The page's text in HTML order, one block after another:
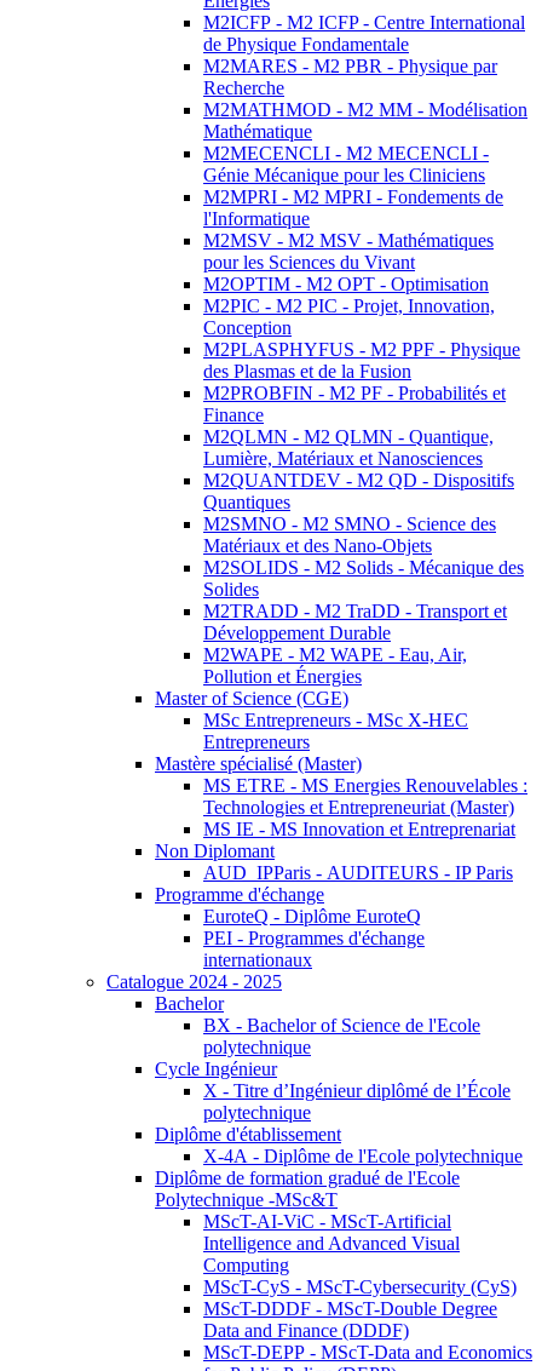
M2ICFP - M2 ICFP - Centre International
de Physique Fondamentale
M2MARES - M2 PBR - Physique par
Recherche
M2MATHMOD - M2 MM - Modélisation
Mathématique
M2MECENCLI - M2 MECENCLI -
Génie Mécanique pour les Cliniciens
M2MPRI - M2 MPRI - Fondements de
l'Informatique
M2MSV - M2 MSV - Mathématiques
pour les Sciences du Vivant
M2OPTIM - M2 OPT - Optimisation
M2PIC - M2 PIC - Projet, Innovation,
Conception
M2PLASPHYFUS - M2 PPF - Physique
des Plasmas et de la Fusion
M2PROBFIN - M2 PF - Probabilités et
Finance
M2QLMN - M2 QLMN - Quantique,
Lumière, Matériaux et Nanosciences
M2QUANTDEV - M2 QD - Dispositifs
Quantiques
M2SMNO - M2 SMNO - Science des
Matériaux et des Nano-Objets
M2SOLIDS - M2 Solids - Mécanique des
Solides
M2TRADD - M2 TraDD - Transport et
Développement Durable
M2WAPE - M2 WAPE - Eau, Air,
Pollution et Énergies
Master of Science (CGE)
MSc Entrepreneurs - MSc X-HEC
Entrepreneurs
Mastère spécialisé (Master)
MS ETRE - MS Energies Renouvelables :
Technologies et Entrepreneuriat (Master)
MS IE - MS Innovation et Entreprenariat
Non Diplomant
AUD_IPParis - AUDITEURS - IP Paris
Programme d'échange
EuroteQ - Diplôme EuroteQ
PEI - Programmes d'échange
internationaux
Catalogue 2024 - 2025
Bachelor
BX - Bachelor of Science de l'Ecole
polytechnique
Cycle Ingénieur
X - Titre d’Ingénieur diplômé de l’École
polytechnique
Diplôme d'établissement
X-4A - Diplôme de l'Ecole polytechnique
Diplôme de formation gradué de l'Ecole
Polytechnique -MSc&T
MScT-AI-ViC - MScT-Artificial
Intelligence and Advanced Visual
Computing
MScT-CyS - MScT-Cybersecurity (CyS)
MScT-DDDF - MScT-Double Degree
Data and Finance (DDDF)
MScT-DEPP - MScT-Data and Economics